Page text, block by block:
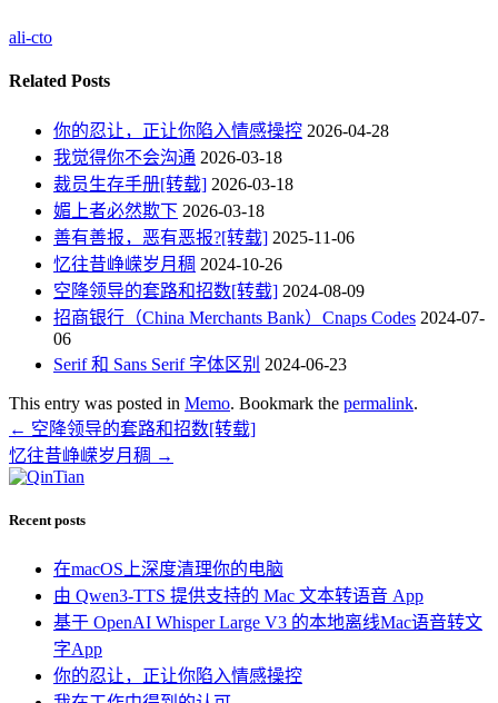
ali-cto
Related Posts
你的忍让，正让你陷入情感操控 2026-04-28
我觉得你不会沟通 2026-03-18
裁员生存手册[转载] 2026-03-18
媚上者必然欺下 2026-03-18
善有善报，恶有恶报?[转载] 2025-11-06
忆往昔峥嵘岁月稠 2024-10-26
空降领导的套路和招数[转载] 2024-08-09
招商银行（China Merchants Bank）Cnaps Codes 2024-07-
06
Serif 和 Sans Serif 字体区别 2024-06-23
This entry was posted in Memo. Bookmark the permalink.
← 空降领导的套路和招数[转载]
忆往昔峥嵘岁月稠 →
Recent posts
在macOS上深度清理你的电脑
由 Qwen3-TTS 提供支持的 Mac 文本转语音 App
基于 OpenAI Whisper Large V3 的本地离线Mac语音转文
字App
你的忍让，正让你陷入情感操控